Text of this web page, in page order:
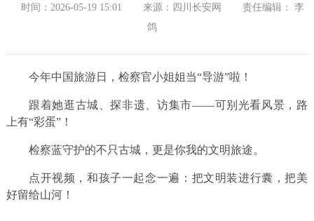
时间：2026-05-19 15:01 来源：四川长安网
责任编辑： 李
鸽
今年中国旅游日， 检察官小姐姐当“导游”啦！
跟着她逛古城、探非遗、访集市——可别光看风景，路
上有“彩蛋”！
检察蓝守护的不只古城， 更是你我的文明旅途。
点开视频，和孩子一起念一遍： 把文明装进行囊，把美
好留给山河！